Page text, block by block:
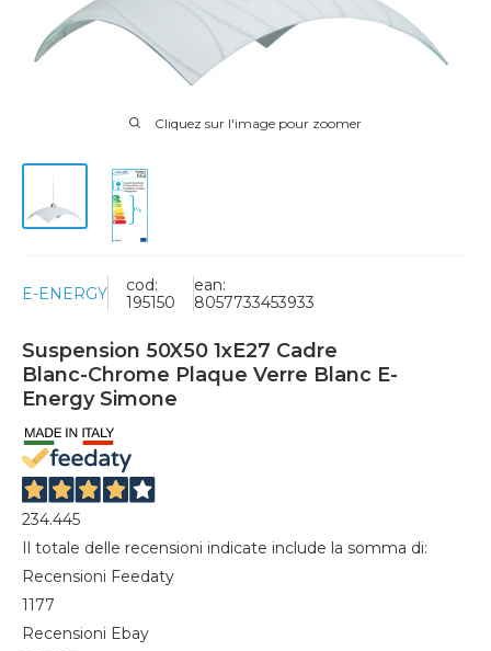
Cliquez sur l'image pour zoomer
E-ENERGY
cod:
195150
ean:
8057733453933
Suspension 50X50 1xE27 Cadre
Blanc-Chrome Plaque Verre Blanc E-
Energy Simone
234.445
Il totale delle recensioni indicate include la somma di:
Recensioni Feedaty
1177
Recensioni Ebay